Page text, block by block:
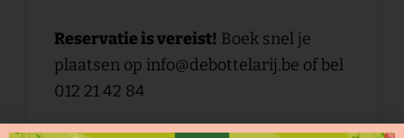
Reservatie is vereist! Boek snel je
plaatsen op info@debottelarij.be of bel
012 21 42 84